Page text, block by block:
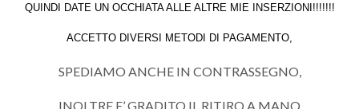
QUINDI DATE UN OCCHIATA ALLE ALTRE MIE INSERZIONI!!!!!!!
ACCETTO DIVERSI METODI DI PAGAMENTO,
SPEDIAMO ANCHE IN CONTRASSEGNO,
INOLTRE E’ GRADITO IL RITIRO A MANO